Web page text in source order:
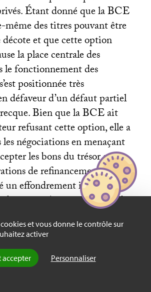
et vous donne le contrôle sur
activer
accepter Personnaliser
Étant donné que laBCE
même des titres pouvant être
décote et que cette option
la place centrale des
le fonctionnement des
positionnée très
défaveur d’un défaut partiel
Bien que laBCEait
refusant cette option, elle a
les négociations en menaçant
les bons du trésor grec
de refinancement, ce qui
un effondrement immédiat
du secteur bancaire grec et des
si le gouvernement grec
décote importante sur la
titres de dette souveraine, la